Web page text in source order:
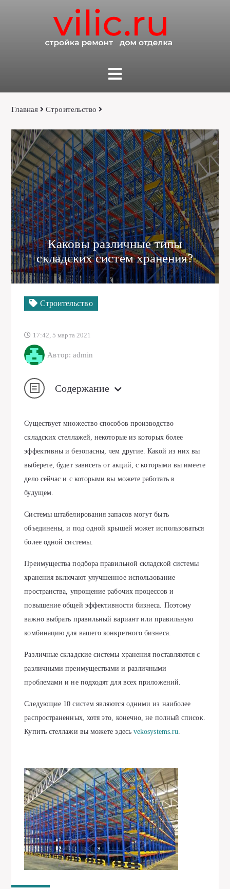
Главная Строительство
Каковы различные типы
складских систем хранения?
Строительство
17:42, 5 марта 2021
Автор: admin
Содержание
Существует множество способов производство
складских стеллажей, некоторые из которых более
эффективны и безопасны, чем другие. Какой из них вы
выберете, будет зависеть от акций, с которыми вы имеете
дело сейчас и с которыми вы можете работать в
будущем.
Системы штабелирования запасов могут быть
объединены, и под одной крышей может использоваться
более одной системы.
Преимущества подбора правильной складской системы
хранения включают улучшенное использование
пространства, упрощение рабочих процессов и
повышение общей эффективности бизнеса. Поэтому
важно выбрать правильный вариант или правильную
комбинацию для вашего конкретного бизнеса.
Различные складские системы хранения поставляются с
различными преимуществами и различными
проблемами и не подходят для всех приложений.
Следующие 10 систем являются одними из наиболее
распространенных, хотя это, конечно, не полный список.
Купить стеллажи вы можете здесь vekosystems.ru.